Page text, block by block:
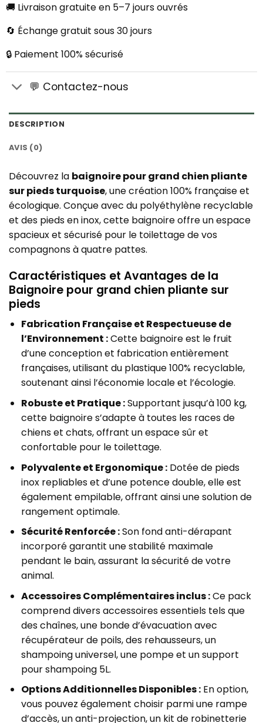
🚚 Livraison gratuite en 5–7 jours ouvrés
🔄 Échange gratuit sous 30 jours
🔒 Paiement 100% sécurisé
💬 Contactez-nous
DESCRIPTION
AVIS (0)
Découvrez la baignoire pour grand chien pliante
sur pieds turquoise, une création 100% française et
écologique. Conçue avec du polyéthylène recyclable
et des pieds en inox, cette baignoire offre un espace
spacieux et sécurisé pour le toilettage de vos
compagnons à quatre pattes.
Caractéristiques et Avantages de la
Baignoire pour grand chien pliante sur
pieds
Fabrication Française et Respectueuse de
l’Environnement :Cette baignoire est le fruit
d’une conception et fabrication entièrement
françaises, utilisant du plastique 100% recyclable,
soutenant ainsi l’économie locale et l’écologie.
Robuste et Pratique :Supportant jusqu’à 100 kg,
cette baignoire s’adapte à toutes les races de
chiens et chats, offrant un espace sûr et
confortable pour le toilettage.
Polyvalente et Ergonomique :Dotée de pieds
inox repliables et d’une potence double, elle est
également empilable, offrant ainsi une solution de
rangement optimale.
Sécurité Renforcée :Son fond anti-dérapant
incorporé garantit une stabilité maximale
pendant le bain, assurant la sécurité de votre
animal.
Accessoires Complémentaires inclus :Ce pack
comprend divers accessoires essentiels tels que
des chaînes, une bonde d’évacuation avec
récupérateur de poils, des rehausseurs, un
shampoing universel, une pompe et un support
pour shampoing 5L.
Options Additionnelles Disponibles :En option,
vous pouvez également choisir parmi une rampe
d’accès, un anti-projection, un kit de robinetterie